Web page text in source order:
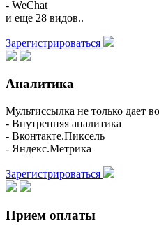
- WeChat
и еще 28 видов..
Зарегистрироваться
Аналитика
Мультиссылка не только дает
- Внутренняя аналитика
- Вконтакте.Пиксель
- Яндекс.Метрика
Зарегистрироваться
Прием оплаты